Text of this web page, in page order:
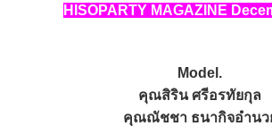
HISOPARTY MAGAZINE
Model.
คุณสิริน ศรีอรทัยกุล
คุณณัชชา ธนากิจอำนว